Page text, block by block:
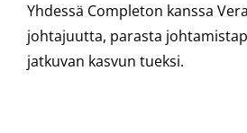
Yhdessä Completon kanssa
johtajuutta, parasta
jatkuvan kasvun tueksi.